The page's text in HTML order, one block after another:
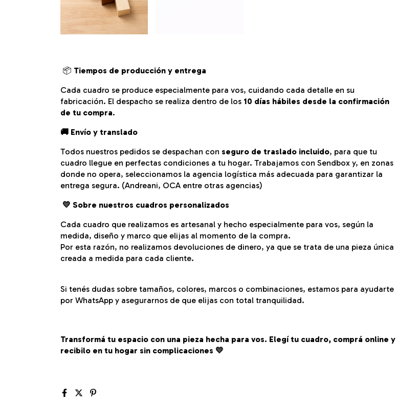
📦 Tiempos de producción y entrega
Cada cuadro se produce especialmente para vos, cuidando cada detalle en su
fabricación. El despacho se realiza dentro de los 10 días hábiles desde la confirmación
de tu compra.
🚚 Envío y translado
Todos nuestros pedidos se despachan con seguro de traslado incluido, para que tu
cuadro llegue en perfectas condiciones a tu hogar. Trabajamos con Sendbox y, en zonas
donde no opera, seleccionamos la agencia logística más adecuada para garantizar la
entrega segura. (Andreani, OCA entre otras agencias)
💛 Sobre nuestros cuadros personalizados
Cada cuadro que realizamos es artesanal y hecho especialmente para vos, según la
medida, diseño y marco que elijas al momento de la compra.
Por esta razón, no realizamos devoluciones de dinero, ya que se trata de una pieza única
creada a medida para cada cliente.
Si tenés dudas sobre tamaños, colores, marcos o combinaciones, estamos para ayudarte
por WhatsApp y asegurarnos de que elijas con total tranquilidad.
Transformá tu espacio con una pieza hecha para vos. Elegí tu cuadro, comprá online y
recibilo en tu hogar sin complicaciones 💛